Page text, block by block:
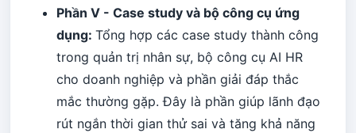
Phần V - Case study và bộ công cụ ứng
dụng: Tổng hợp các case study thành công
trong quản trị nhân sự, bộ công cụ AI HR
cho doanh nghiệp và phần giải đáp thắc
mắc thường gặp. Đây là phần giúp lãnh đạo
rút ngắn thời gian thử sai và tăng khả năng